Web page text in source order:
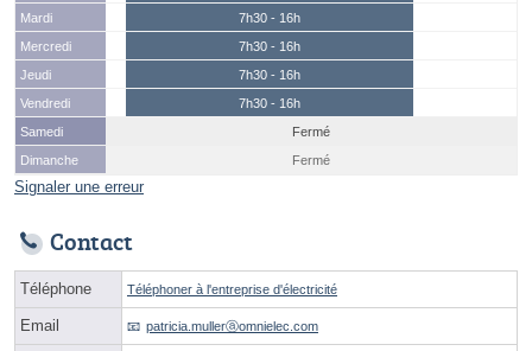
Mardi
7h30 - 16h
Mercredi
7h30 - 16h
Jeudi
7h30 - 16h
Vendredi
7h30 - 16h
Samedi
Fermé
Dimanche
Fermé
Signaler une erreur
Contact
Téléphone Téléphoner à l'entreprise d'électricité
Email patricia.mullerⓐomnielec.com